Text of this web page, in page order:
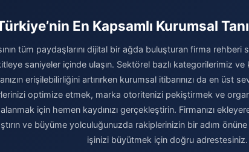
En Kapsamlı Kurumsal
tüm paydaşlarını dijital bir ağda buluşturan firma
saniyeler içinde ulaşın. Sektörel bazlı kategorilerimiz ve
erişilebilirliğini artırırken kurumsal itibarınızı da en üst
optimize etmek, marka otoritenizi pekiştirmek ve
için hemen kaydınızı gerçekleştirin. Firmanızı
ve büyüme yolculuğunuzda rakiplerinizin bir adım
işinizi büyütmek için doğru adrestesiniz.